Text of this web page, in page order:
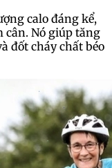
calo đáng kể,
cân. Nó giúp tăng
đốt cháy chất béo